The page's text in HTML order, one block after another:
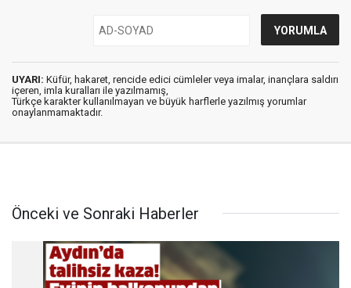
UYARI: Küfür, hakaret, rencide edici cümleler veya imalar, inançlara saldırı
içeren, imla kuralları ile yazılmamış,
Türkçe karakter kullanılmayan ve büyük harflerle yazılmış yorumlar
onaylanmamaktadır.
Önceki ve Sonraki Haberler